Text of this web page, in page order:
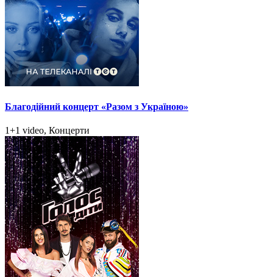
Благодійний концерт «Разом з Україною»
1+1 video, Концерти